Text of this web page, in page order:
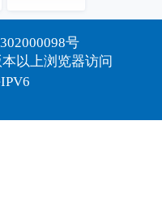
号
以上浏览器访问